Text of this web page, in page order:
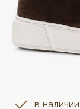
в наличии